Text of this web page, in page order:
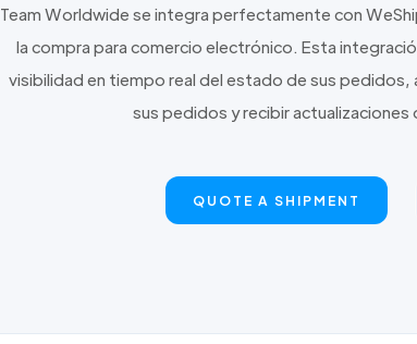
Team Worldwide se integra perfectamente con
la compra para comercio electrónico. Esta
visibilidad en tiempo real del estado de sus pedidos,
sus pedidos y recibir
QUOTE A SHIPMENT